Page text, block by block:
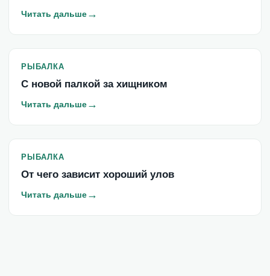
Читать дальше→
РЫБАЛКА
С новой палкой за хищником
Читать дальше→
РЫБАЛКА
От чего зависит хороший улов
Читать дальше→